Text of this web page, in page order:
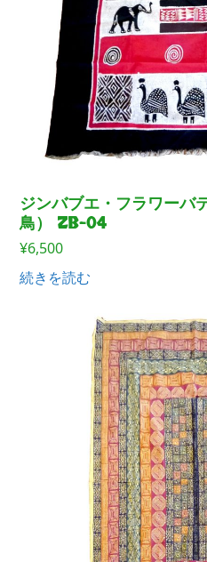
ジンバブエ・フラワーバ
鳥） ZB-04
¥6,500
続きを読む